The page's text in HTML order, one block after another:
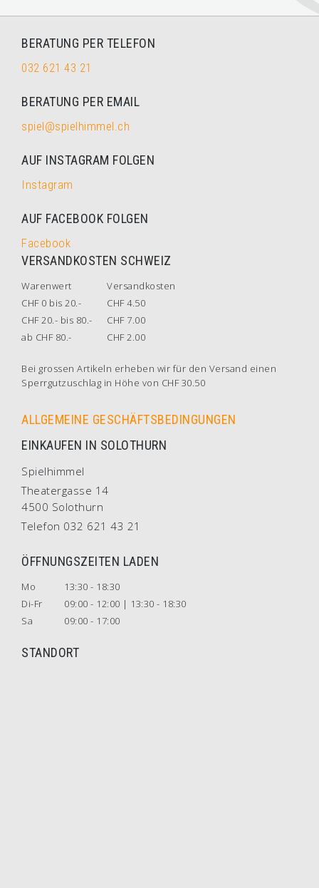
BERATUNG PER TELEFON
032 621 43 21
BERATUNG PER EMAIL
spiel@spielhimmel.ch
AUF INSTAGRAM FOLGEN
Instagram
AUF FACEBOOK FOLGEN
Facebook
VERSANDKOSTEN SCHWEIZ
Warenwert
Versandkosten
CHF 0 bis 20.-
CHF 4.50
CHF 20.- bis 80.-
CHF 7.00
ab CHF 80.-
CHF 2.00
Bei grossen Artikeln erheben wir für den Versand einen
Sperrgutzuschlag in Höhe von CHF 30.50
ALLGEMEINE GESCHÄFTSBEDINGUNGEN
EINKAUFEN IN SOLOTHURN
Spielhimmel
Theatergasse 14
4500 Solothurn
Telefon 032 621 43 21
ÖFFNUNGSZEITEN LADEN
Mo
13:30 - 18:30
Di-Fr
09:00 - 12:00 | 13:30 - 18:30
Sa
09:00 - 17:00
STANDORT